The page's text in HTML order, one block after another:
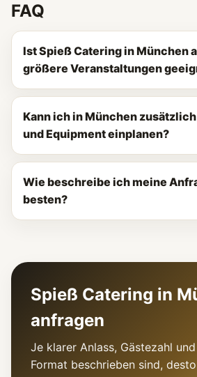
FAQ
Ist Spieß Catering in München
größere Veranstaltungen
Kann ich in München
und Equipment einplanen?
Wie beschreibe ich meine
besten?
Spieß Catering in
anfragen
Je klarer Anlass, Gästezahl
Format beschrieben sind,